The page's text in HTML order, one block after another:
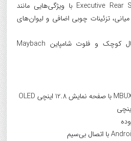
بسته اختیاری Executive Rear Seat Plus با ویژگی‌هایی مانند
تزئینات چوبی اضافی و لیوان‌های
درهای عقب برقی، یخچال کوچک و فلوت شامپاین Maybach